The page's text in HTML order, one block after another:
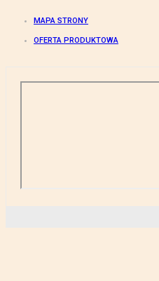
MAPA STRONY
OFERTA PRODUKTOWA